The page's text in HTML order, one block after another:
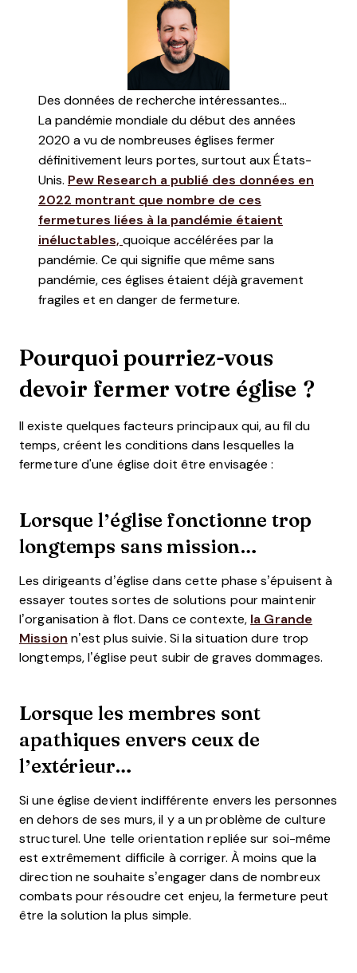
Des données de recherche intéressantes...
La pandémie mondiale du début des années
2020 a vu de nombreuses églises fermer
définitivement leurs portes, surtout aux États-
Unis. Pew Research a publié des données en
2022 montrant que nombre de ces
fermetures liées à la pandémie étaient
inéluctables, quoique accélérées par la
pandémie. Ce qui signifie que même sans
pandémie, ces églises étaient déjà gravement
fragiles et en danger de fermeture.
Pourquoi pourriez-vous
devoir fermer votre église ?
Il existe quelques facteurs principaux qui, au fil du
temps, créent les conditions dans lesquelles la
fermeture d'une église doit être envisagée :
Lorsque l’église fonctionne trop
longtemps sans mission…
Les dirigeants d’église dans cette phase s’épuisent à
essayer toutes sortes de solutions pour maintenir
l’organisation à flot. Dans ce contexte, la Grande
Mission n’est plus suivie. Si la situation dure trop
longtemps, l’église peut subir de graves dommages.
Lorsque les membres sont
apathiques envers ceux de
l’extérieur…
Si une église devient indifférente envers les personnes
en dehors de ses murs, il y a un problème de culture
structurel. Une telle orientation repliée sur soi-même
est extrêmement difficile à corriger. À moins que la
direction ne souhaite s’engager dans de nombreux
combats pour résoudre cet enjeu, la fermeture peut
être la solution la plus simple.